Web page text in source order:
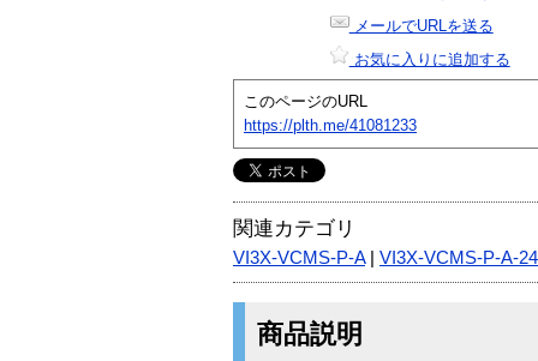
メールでURLを送る
お気に入りに追加する
このページのURL
https://plth.me/41081233
関連カテゴリ
VI3X-VCMS-P-A| VI3X-VCMS-P-A-24
商品説明